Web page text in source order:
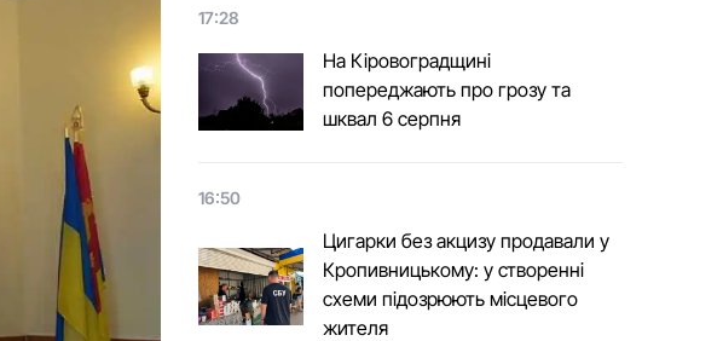
17:28
На Кіровоградщині
попереджають про грозу та
шквал 6 серпня
16:50
Цигарки без акцизу продавали у
Кропивницькому: у створенні
схеми підозрюють місцевого
жителя